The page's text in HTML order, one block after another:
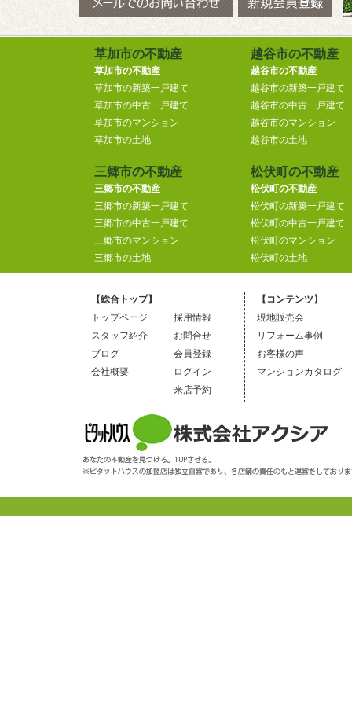
草加市の不動産
草加市の不動産
草加市の新築一戸建て
草加市の中古一戸建て
草加市のマンション
草加市の土地
越谷市の不動産
越谷市の不動産
越谷市の新築一戸建て
越谷市の中古一戸建て
越谷市のマンション
越谷市の土地
三郷市の不動産
三郷市の不動産
三郷市の新築一戸建て
三郷市の中古一戸建て
三郷市のマンション
三郷市の土地
松伏町の不動産
松伏町の不動産
松伏町の新築一戸建て
松伏町の中古一戸建て
松伏町のマンション
松伏町の土地
【総合トップ】
トップページ
スタッフ紹介
ブログ
会社概要
採用情報
お問合せ
会員登録
ログイン
来店予約
【コンテンツ】
現地販売会
リフォーム事例
お客様の声
マンションカタログ